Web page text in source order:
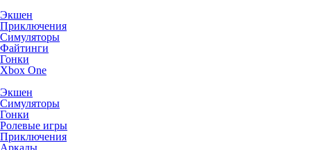
Экшен
Приключения
Симуляторы
Файтинги
Гонки
Xbox One
Экшен
Симуляторы
Гонки
Ролевые игры
Приключения
Аркады